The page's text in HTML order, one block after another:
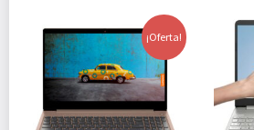
¡Oferta!